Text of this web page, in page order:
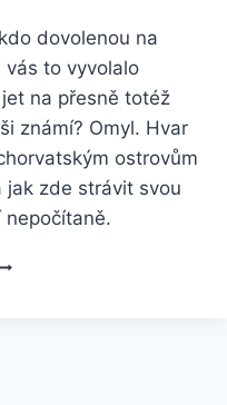
dovolenou na
vás to vyvolalo
na přesně totéž
známí? Omyl. Hvar
ostrovům
jak zde strávit svou
nepočítaně.